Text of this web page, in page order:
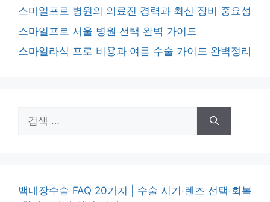
스마일프로 병원의 의료진 경력과 최신 장비 중요성
스마일프로 서울 병원 선택 완벽 가이드
스마일라식 프로 비용과 여름 수술 가이드 완벽정리
색:
백내장수술 FAQ 20가지 | 수술 시기·렌즈 선택·회복